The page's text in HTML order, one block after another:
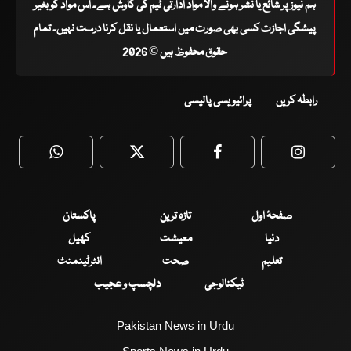
ہم نیوز پر شائع یا نشر ہونے والا مواد ادارتی ٹیم کی کاوش ہے۔ اس مواد کو بغیر
پیشگی اجازت کسی بھی صورت میں استعمال یا نقل کرنا درست نہیں۔ تمام
حقوق محفوظ ہیں © 2026
رابطہ کریں پرائیویسی پالیسی
WhatsApp Twitter Facebook
صفحۂ اول تازہ ترین
پاکستان
دنیا
معیشت
کھیل
تعلیم
صحت
انٹرٹینمنٹ
ٹیکنالوجی
دلچسپ و عجیب
Pakistan News in Urdu